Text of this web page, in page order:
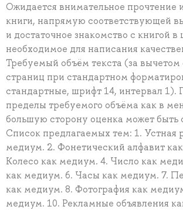
Ожидается внимательное прочтение
книги, напрямую соответствующей
и достаточное знакомство с книгой в
необходимое для написания
Требуемый объём текста (за
страниц при стандартном
стандартные, шрифт 14, интервал 1).
пределы требуемого объёма как в
большую сторону оценка может быть
Список предлагаемых тем: 1. Устная
медиум. 2. Фонетический алфавит
Колесо как медиум. 4. Число как
как медиум. 6. Часы как медиум. 7.
как медиум. 8. Фотография как
медиум. 10. Рекламные объявления